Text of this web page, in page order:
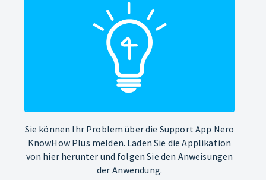
Sie können Ihr Problem über die Support App Nero
KnowHow Plus melden. Laden Sie die Applikation
von hier herunter und folgen Sie den Anweisungen
der Anwendung.